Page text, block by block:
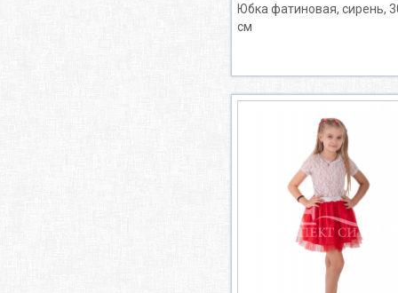
Юбка фатиновая, сирень,
см